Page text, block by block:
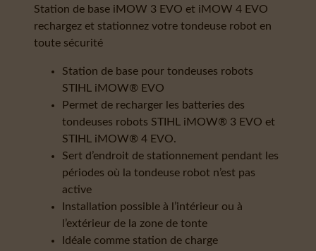
Station de base iMOW 3 EVO et iMOW 4 EVO
rechargez et stationnez votre tondeuse robot en
toute sécurité
Station de base pour tondeuses robots
STIHL iMOW® EVO
Permet de recharger les batteries des
tondeuses robots STIHL iMOW® 3 EVO et
STIHL iMOW® 4 EVO.
Sert d’endroit de stationnement pendant les
périodes où la tondeuse robot n’est pas
active
Installation possible à l’intérieur ou à
l’extérieur de la zone de tonte
Idéale comme station de charge